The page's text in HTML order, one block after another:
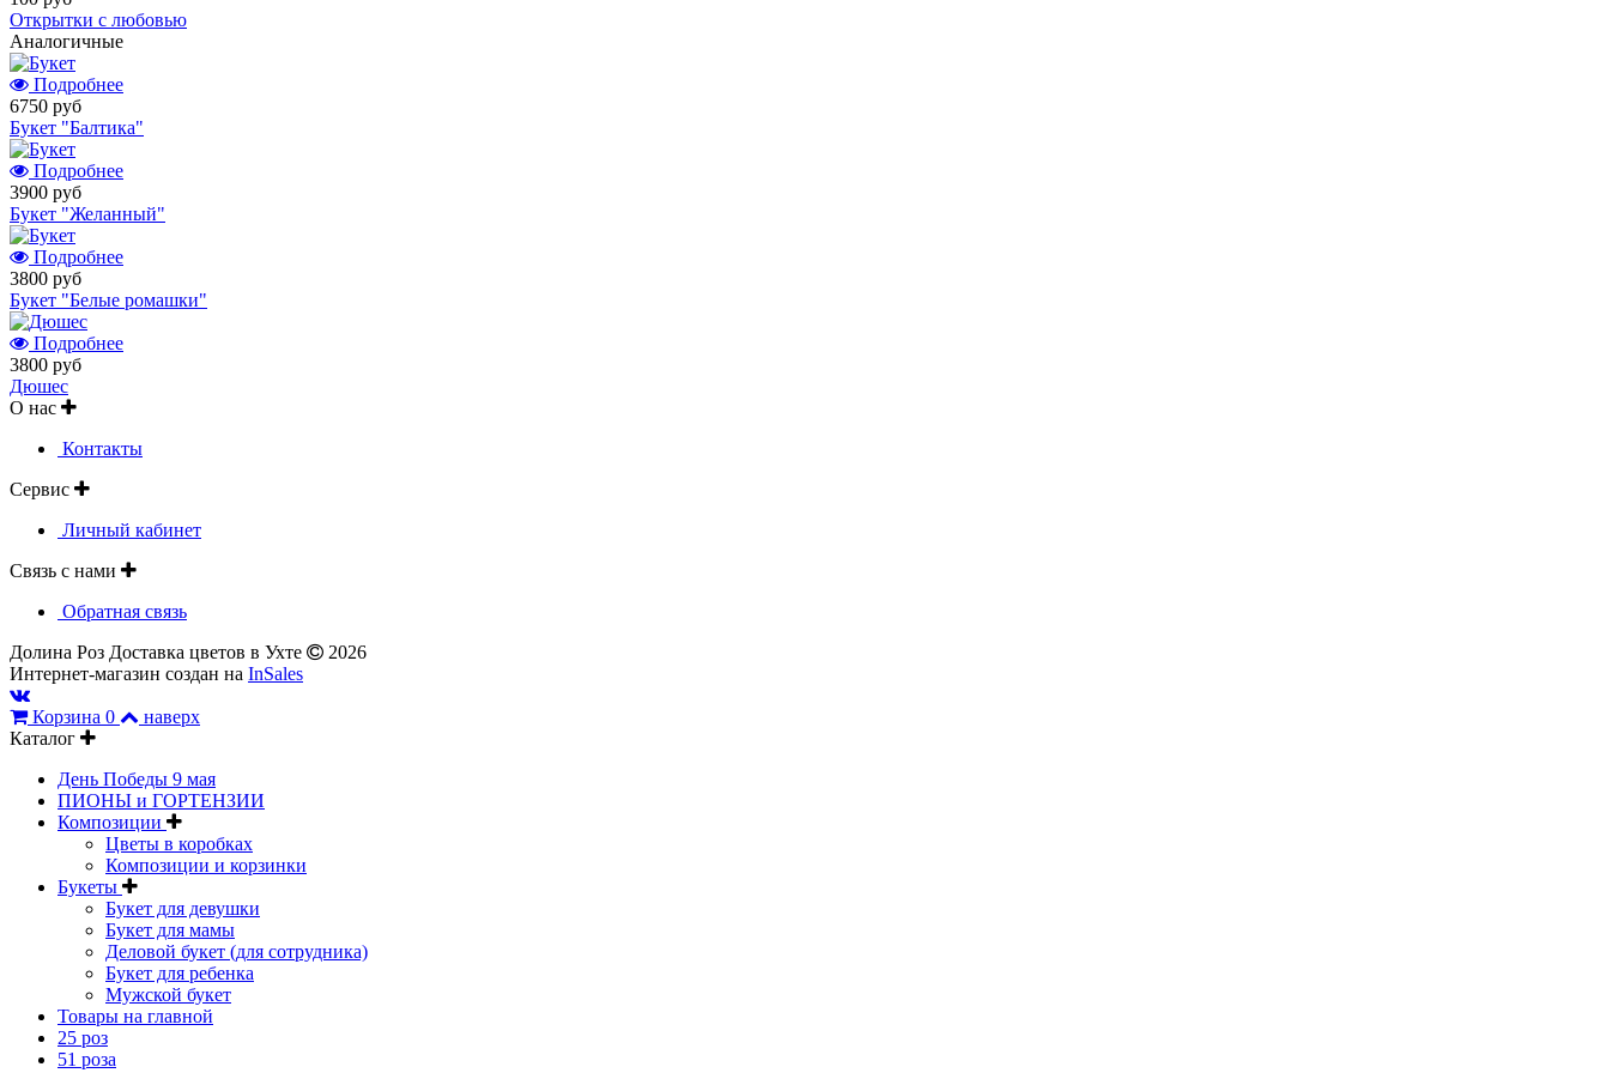
Открытки с любовью
Аналогичные
Подробнее
6750 руб
Букет "Балтика"
Подробнее
3900 руб
Букет "Желанный"
Подробнее
3800 руб
Букет "Белые ромашки"
Подробнее
3800 руб
Дюшес
О нас
Контакты
Сервис
Личный кабинет
Связь с нами
Обратная связь
Долина Роз Доставка цветов в Ухте
2026
Интернет-магазин создан на InSales
Корзина 0
наверх
Каталог
День Победы 9 мая
ПИОНЫ и ГОРТЕНЗИИ
Композиции
Цветы в коробках
Композиции и корзинки
Букеты
Букет для девушки
Букет для мамы
Деловой букет (для сотрудника)
Букет для ребенка
Мужской букет
Товары на главной
25 роз
51 роза